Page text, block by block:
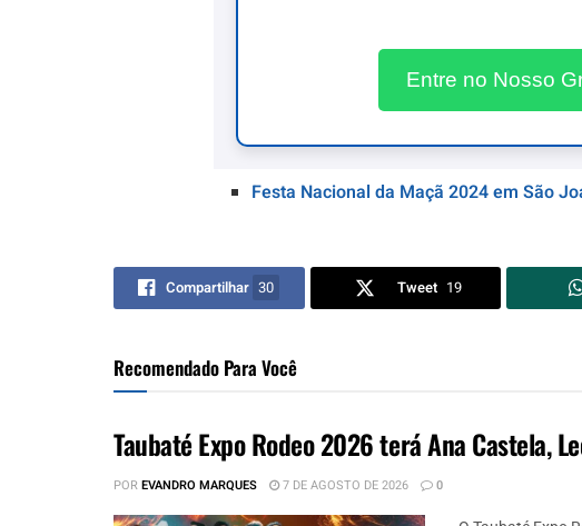
Entre no Nosso
Festa Nacional da Maçã 2024 em São
Compartilhar 30 Tweet 19
Recomendado Para Você
Taubaté Expo Rodeo 2026 terá Ana Castela,
POREVANDRO MARQUES 7 DE AGOSTO DE 2026 0